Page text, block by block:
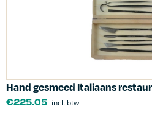
Hand gesmeed Italiaans
€225.05 incl. btw